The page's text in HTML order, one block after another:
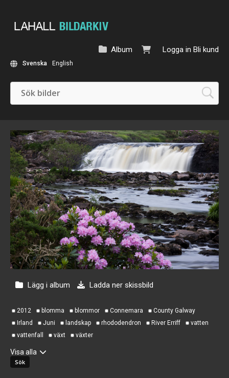
Logga in Bli kund
Album
Svenska English
Lägg i album Ladda ner skissbild
2012 blomma blommor Connemara
County Galway
Irland
Juni landskap rhododendron River Erriff
vatten
vattenfall
växt växter
Visa alla